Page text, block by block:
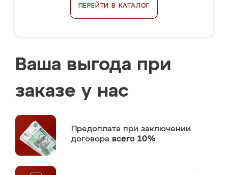
ПЕРЕЙТИ В КАТАЛОГ
Ваша выгода при
заказе у нас
Предоплата при заключении
договора всего 10%